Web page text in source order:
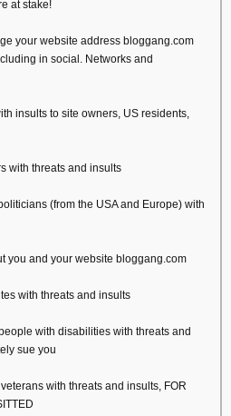
at stake!
your website address bloggang.com
in social. Networks and
insults to site owners, US residents,
with threats and insults
(from the USA and Europe) with
you and your website bloggang.com
with threats and insults
with disabilities with threats and
sue you
with threats and insults, FOR